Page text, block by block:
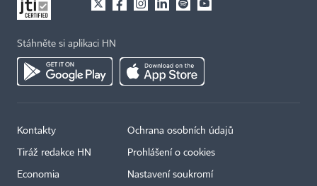
Stáhněte si aplikaci HN
Kontakty
Tiráž redakce HN
Economia
Ochrana osobních údajů
Prohlášení o cookies
Nastavení soukromí